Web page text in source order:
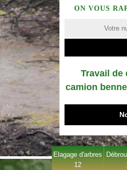
ON VOUS
Travail de
camion
Elagage d'arbres
12